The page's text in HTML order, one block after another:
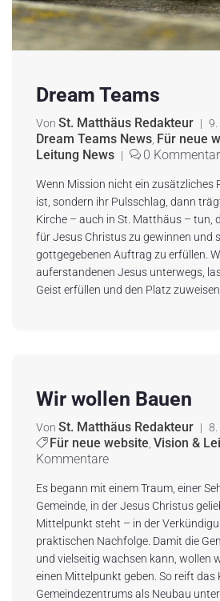
Dream Teams
Von St. Matthäus Redakteur | 9.
Dream Teams News Für neue
Leitung News | 0
Wenn Mission nicht ein zusätzliches
ist, sondern ihr Pulsschlag, dann
Kirche – auch in St. Matthäus – tun,
für Jesus Christus zu gewinnen und
gottgegebenen Auftrag zu erfüllen.
auferstandenen Jesus unterwegs,
Geist erfüllen und den Platz zuweisen,
Wir wollen Bauen
Von St. Matthäus Redakteur | 8.
Für neue website Vision &
Kommentare
Es begann mit einem Traum, einer
Gemeinde, in der Jesus Christus
Mittelpunkt steht – in der
praktischen Nachfolge. Damit die
und vielseitig wachsen kann, wollen
einen Mittelpunkt geben. So reift das
Gemeindezentrums als Neubau